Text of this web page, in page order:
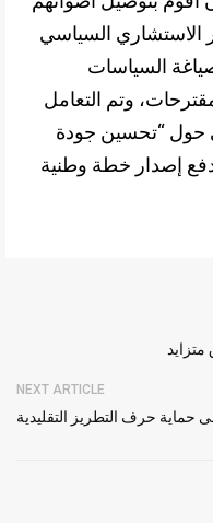
الاستشاري السياسي
السياسات
قدمت العام الماضي 5 مقترحات، وتم التعامل
حول “تحسين جودة
إصدار خطة وطنية
NEXT ARTICLE
حرف التطريز التقليدية